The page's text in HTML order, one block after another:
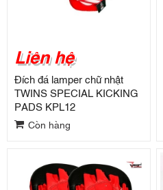
Liên hệ
Đích đá lamper chữ nhật
TWINS SPECIAL KICKING
PADS KPL12
Còn hàng